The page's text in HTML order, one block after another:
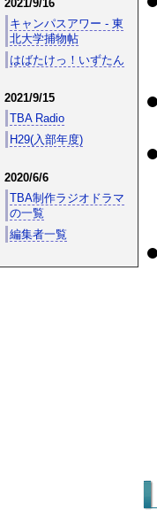
2021/9/16
キャンパスアワー - 東
北大学捕物帖
はばたけっ！いずたん
2021/9/15
TBA Radio
H29(入部年度)
2020/6/6
TBA制作ラジオドラマ
の一覧
編集者一覧